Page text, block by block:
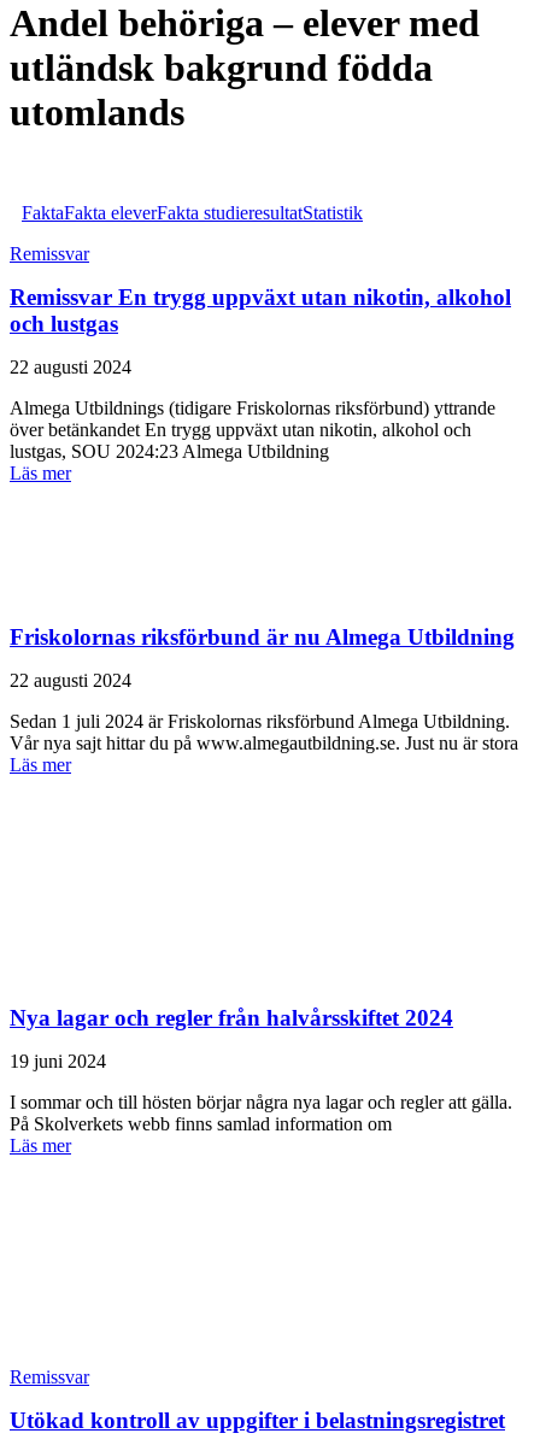
Andel behöriga – elever med
utländsk bakgrund födda
utomlands
FaktaFakta eleverFakta studieresultatStatistik
Remissvar
Remissvar En trygg uppväxt utan nikotin, alkohol
och lustgas
22 augusti 2024
Almega Utbildnings (tidigare Friskolornas riksförbund) yttrande
över betänkandet En trygg uppväxt utan nikotin, alkohol och
lustgas, SOU 2024:23 Almega Utbildning
Läs mer
Friskolornas riksförbund är nu Almega Utbildning
22 augusti 2024
Sedan 1 juli 2024 är Friskolornas riks­förbund Almega Utbildning.
Vår nya sajt hittar du på www.almegautbildning.se. Just nu är stora
Läs mer
Nya lagar och regler från halvårsskiftet 2024
19 juni 2024
I sommar och till hösten börjar några nya lagar och regler att gälla.
På Skolverkets webb finns samlad information om
Läs mer
Remissvar
Utökad kontroll av uppgifter i belastningsregistret